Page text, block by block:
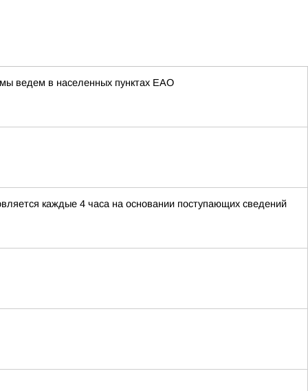
ведем в населенных пунктах ЕАО
каждые 4 часа на основании поступающих сведений